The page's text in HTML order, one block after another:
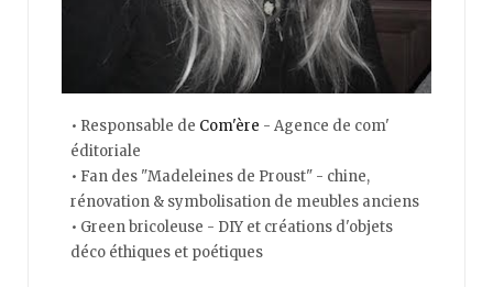
• Responsable de Com'ère - Agence de com'
éditoriale
• Fan des "Madeleines de Proust" - chine,
rénovation & symbolisation de meubles anciens
• Green bricoleuse - DIY et créations d'objets
déco éthiques et poétiques